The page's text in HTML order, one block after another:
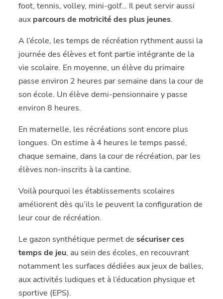
foot, tennis, volley, mini-golf… Il peut servir aussi
aux parcours de motricité des plus jeunes.
A l’école, les temps de récréation rythment aussi la
journée des élèves et font partie intégrante de la
vie scolaire. En moyenne, un élève du primaire
passe environ 2 heures par semaine dans la cour de
son école. Un élève demi-pensionnaire y passe
environ 8 heures.
En maternelle, les récréations sont encore plus
longues. On estime à 4 heures le temps passé,
chaque semaine, dans la cour de récréation, par les
élèves non-inscrits à la cantine.
Voilà pourquoi les établissements scolaires
améliorent dès qu’ils le peuvent la configuration de
leur cour de récréation.
Le gazon synthétique permet desécuriser ces
temps de jeu, au sein des écoles, en recouvrant
notamment les surfaces dédiées aux jeux de balles,
aux activités ludiques et à l’éducation physique et
sportive (EPS).